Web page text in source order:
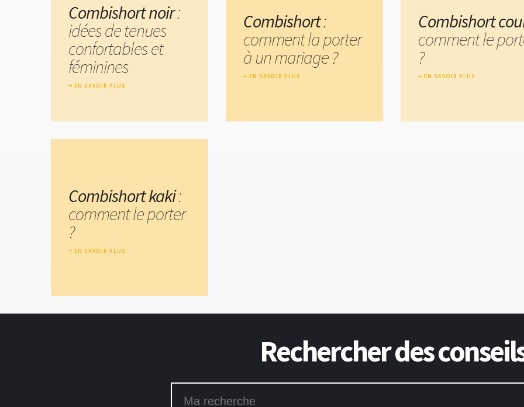
Combishort noir:
idées de tenues
confortables et
féminines
EN SAVOIR PLUS
Combishort:
comment la porter
à un mariage ?
EN SAVOIR PLUS
Combishort
comment le
?
EN SAVOIR PLUS
Combishort kaki:
comment le porter
?
EN SAVOIR PLUS
Rechercher des